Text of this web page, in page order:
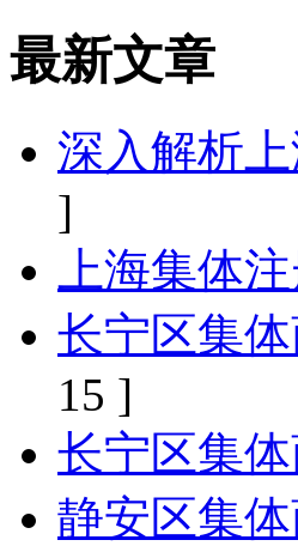
最新文章
深入解析
]
上海集体
长宁区集
15 ]
长宁区集
静安区集